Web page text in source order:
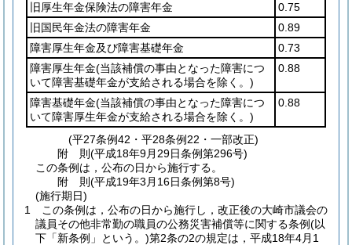
旧厚生年金保険法の障害年金
0.75
旧国民年金法の障害年金
0.89
障害厚生年金及び障害基礎年金
0.73
障害厚生年金(当該補償の事由となった障害につ
いて障害基礎年金が支給される場合を除く。)
0.88
障害基礎年金(当該補償の事由となった障害につ
いて障害厚生年金が支給される場合を除く。)
0.88
(平27条例42・平28条例22・一部改正)
附 則(平成18年9月29日条例第296号)
この条例は，公布の日から施行する。
附 則(平成19年3月16日条例第8号)
(施行期日)
1
この条例は，公布の日から施行し，改正後の大崎市議会の
議員その他非常勤の職員の公務災害補償等に関する条例(以
下「新条例」という。)第2条の2の規定は，平成18年4月1